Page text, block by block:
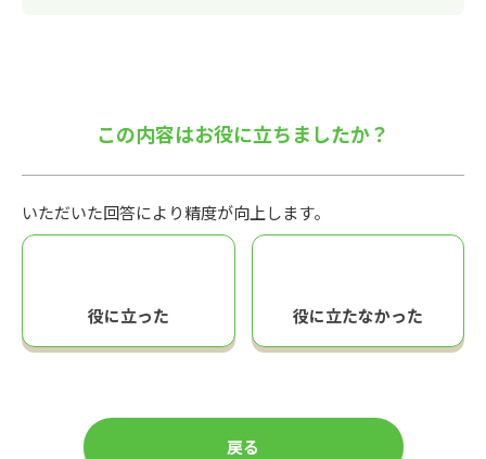
この内容はお役に立ちましたか？
いただいた回答により精度が向上します。
役に立った 役に立たなかった
戻る